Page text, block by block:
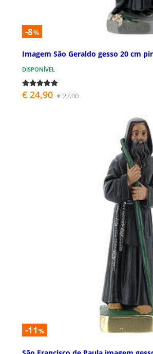
-8%
Imagem São Geraldo gesso 20 cm
DISPONÍVEL
€ 24,90 € 27,00
-11 %